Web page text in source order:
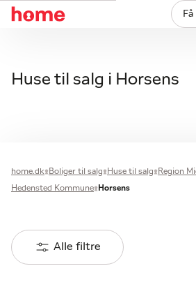
Huse til salg i Horsens
home.dk Boliger til salg Huse til salg
Region
Hedensted Kommune
Horsens
Alle filtre